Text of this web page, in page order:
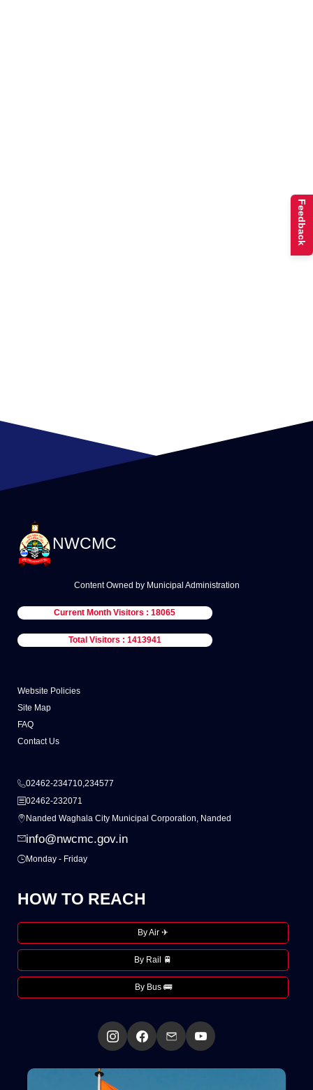
NWCMC
Content Owned by Municipal Administration
Current Month Visitors : 18065
Total Visitors : 1413941
Website Policies
Site Map
FAQ
Contact Us
02462-234710,234577
02462-232071
Nanded Waghala City Municipal Corporation, Nanded
info@nwcmc.gov.in
Monday - Friday
HOW TO REACH
By Air ✈
By Rail 🚆
By Bus 🚌
Feedback